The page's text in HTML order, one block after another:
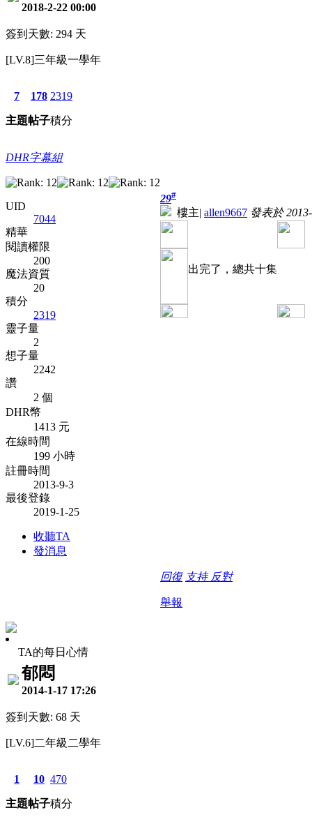
2018-2-22 00:00
簽到天數: 294 天
[LV.8]三年級一學年
7
主題
178
帖子
2319
積分
DHR字幕組
UID
7044
精華
閱讀權限
200
魔法資質
20
積分
2319
靈子量
2
想子量
2242
讚
2 個
DHR幣
1413 元
在線時間
199 小時
註冊時間
2013-9-3
最後登錄
2019-1-25
收聽TA
發消息
29#
樓主| allen9667 發表於
出完了，總共十集
回復 支持 反對
舉報
TA的每日心情
郁悶
2014-1-17 17:26
簽到天數: 68 天
[LV.6]二年級二學年
1
主題
10
帖子
470
積分